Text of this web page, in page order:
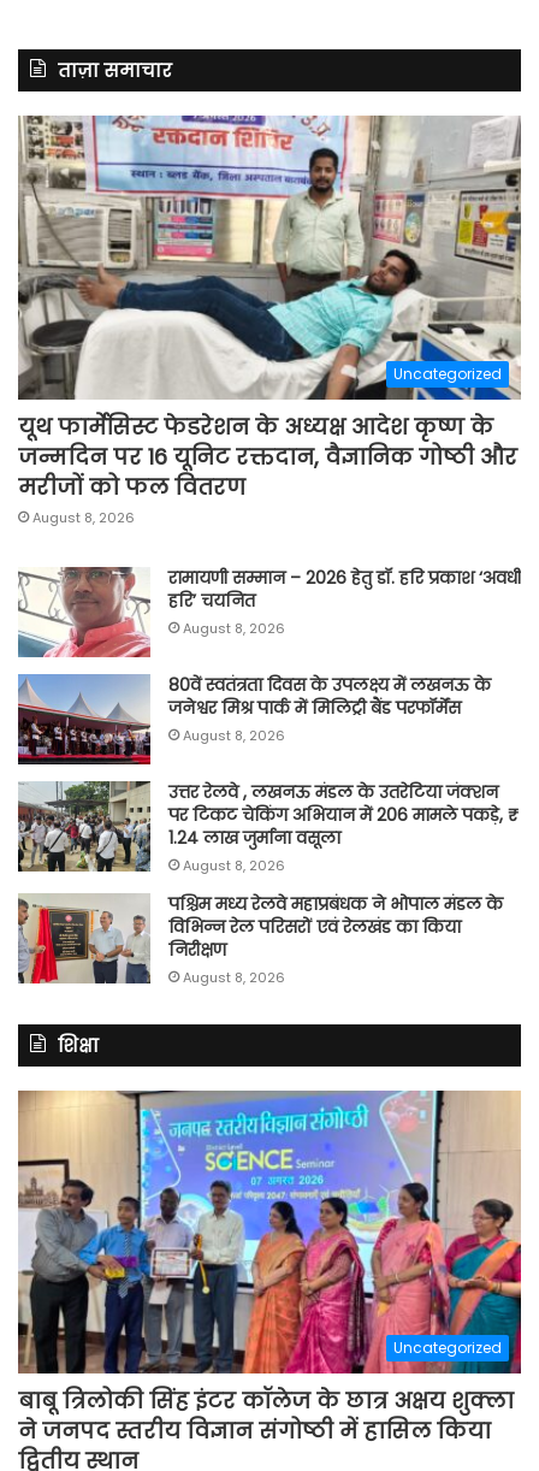
ताज़ा समाचार
Uncategorized
यूथ फार्मेसिस्ट फेडरेशन के अध्यक्ष आदेश कृष्ण के
जन्मदिन पर 16 यूनिट रक्तदान, वैज्ञानिक गोष्ठी और
मरीजों को फल वितरण
August 8, 2026
रामायणी सम्मान – 2026 हेतु डॉ. हरि प्रकाश ‘अवधी
हरि’ चयनित
August 8, 2026
80वें स्वतंत्रता दिवस के उपलक्ष्य में लखनऊ के
जनेश्वर मिश्र पार्क में मिलिट्री बैंड परफॉर्मेंस
August 8, 2026
उत्तर रेलवे , लखनऊ मंडल के उतरेटिया जंक्शन
पर टिकट चेकिंग अभियान में 206 मामले पकड़े, ₹
1.24 लाख जुर्माना वसूला
August 8, 2026
पश्चिम मध्य रेलवे महाप्रबंधक ने भोपाल मंडल के
विभिन्न रेल परिसरों एवं रेलखंड का किया
निरीक्षण
August 8, 2026
शिक्षा
Uncategorized
बाबू त्रिलोकी सिंह इंटर कॉलेज के छात्र अक्षय शुक्ला
ने जनपद स्तरीय विज्ञान संगोष्ठी में हासिल किया
द्वितीय स्थान